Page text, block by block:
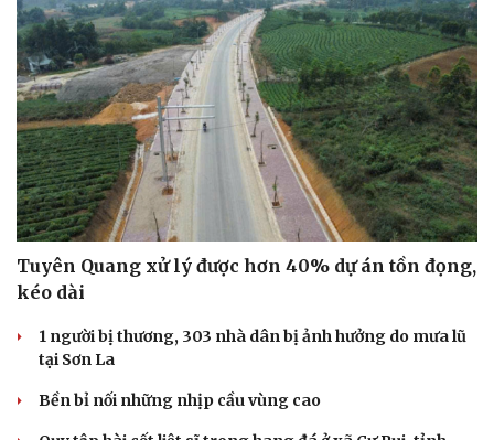
Tuyên Quang xử lý được hơn 40% dự án tồn đọng,
kéo dài
1 người bị thương, 303 nhà dân bị ảnh hưởng do mưa lũ
tại Sơn La
Bền bỉ nối những nhịp cầu vùng cao